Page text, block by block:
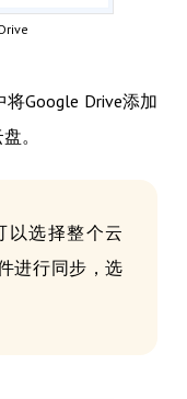
将Google Drive添加
。
以选择整个云
进行同步，选